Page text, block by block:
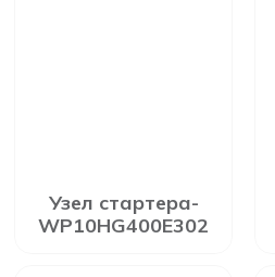
Узел стартера-
WP10HG400E302